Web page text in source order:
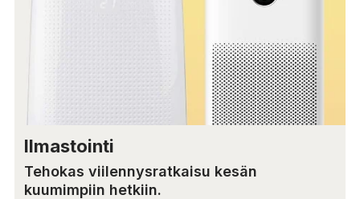
Ilmastointi
Tehokas viilennysratkaisu kesän
kuumimpiin hetkiin.